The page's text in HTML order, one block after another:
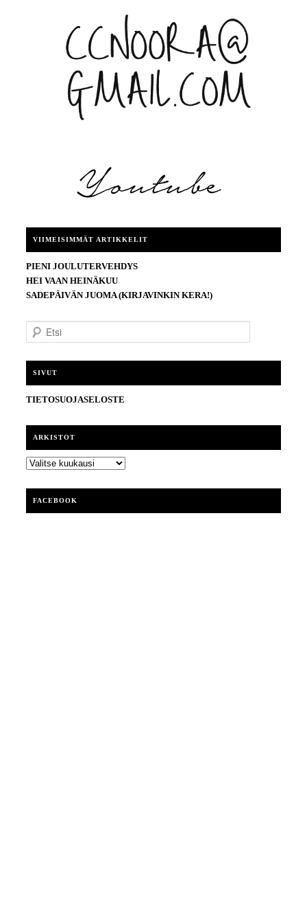
VIIMEISIMMÄT ARTIKKELIT
PIENI JOULUTERVEHDYS
HEI VAAN HEINÄKUU
SADEPÄIVÄN JUOMA (KIRJAVINKIN KERA!)
SIVUT
TIETOSUOJASELOSTE
ARKISTOT
ARKISTOT
FACEBOOK